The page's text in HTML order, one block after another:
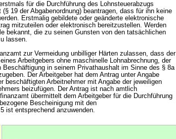
für die Durchführung des Lohnsteuerabzugs
19 der Abgabenordnung) beantragen, dass für ihn keine
Erstmalig gebildete oder geänderte elektronische
mitzuteilen oder elektronisch bereitzustellen. Werden
bekannt, die zu seinen Gunsten von den tatsächlichen
lassen.
zur Vermeidung unbilliger Härten zulassen, dass der
Arbeitgebers ohne maschinelle Lohnabrechnung, der
in seinem Privathaushalt im Sinne des § 8a
Der Arbeitgeber hat dem Antrag unter Angabe
Arbeitnehmer mit Angabe der jeweiligen
beizufügen. Der Antrag ist nach amtlich
übermittelt dem Arbeitgeber für die Durchführung
Bescheinigung mit den
ist entsprechend anzuwenden.